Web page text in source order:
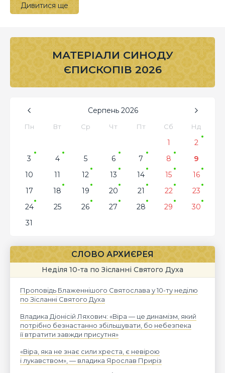
Дивитися ще
МАТЕРІАЛИ СИНОДУ
ЄПИСКОПІВ 2026
Серпень 2026
Пн Вт Ср Чт Пт Сб Нд
1
2
3
4 5 6 7 8
9
10
11 12 13 14 15
16
17
18 19 20 21 22
23
24
25 26 27 28 29
30
31
СЛОВО АРХИЄРЕЯ
Неділя 10-та по Зісланні Святого Духа
Проповідь Блаженнішого Святослава у 10-ту неділю
по Зісланні Святого Духа
Владика Діонісій Ляхович: «Віра — це динамізм, який
потрібно безнастанно збільшувати, бо небезпека
її втратити завжди присутня»
«Віра, яка не знає сили хреста, є невірою
і лукавством», — владика Ярослав Приріз